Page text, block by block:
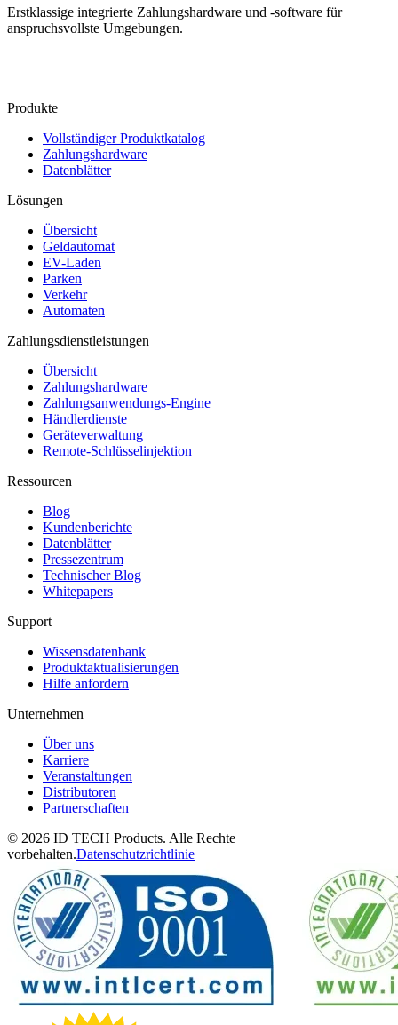
Erstklassige integrierte Zahlungshardware und -software für
anspruchsvollste Umgebungen.
Produkte
Vollständiger Produktkatalog
Zahlungshardware
Datenblätter
Lösungen
Übersicht
Geldautomat
EV-Laden
Parken
Verkehr
Automaten
Zahlungsdienstleistungen
Übersicht
Zahlungshardware
Zahlungsanwendungs-Engine
Händlerdienste
Geräteverwaltung
Remote-Schlüsselinjektion
Ressourcen
Blog
Kundenberichte
Datenblätter
Pressezentrum
Technischer Blog
Whitepapers
Support
Wissensdatenbank
Produktaktualisierungen
Hilfe anfordern
Unternehmen
Über uns
Karriere
Veranstaltungen
Distributoren
Partnerschaften
© 2026 ID TECH Products. Alle Rechte
vorbehalten.Datenschutzrichtlinie